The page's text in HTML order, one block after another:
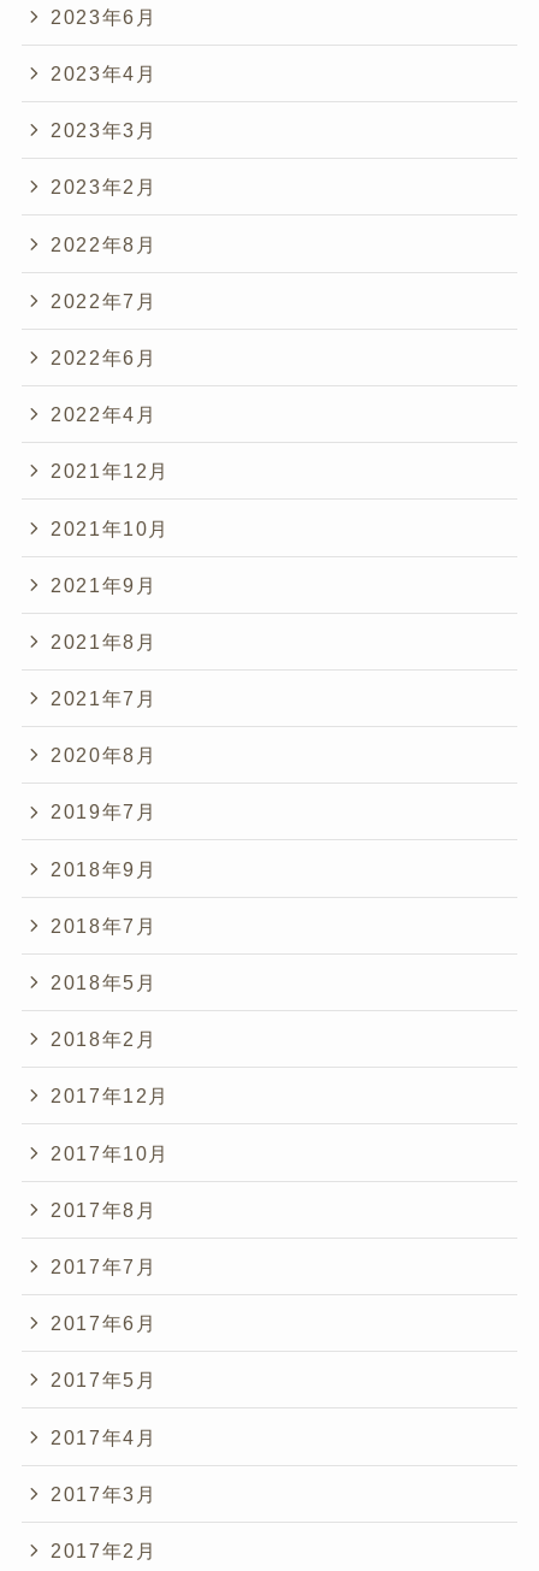
2023年6月
2023年4月
2023年3月
2023年2月
2022年8月
2022年7月
2022年6月
2022年4月
2021年12月
2021年10月
2021年9月
2021年8月
2021年7月
2020年8月
2019年7月
2018年9月
2018年7月
2018年5月
2018年2月
2017年12月
2017年10月
2017年8月
2017年7月
2017年6月
2017年5月
2017年4月
2017年3月
2017年2月